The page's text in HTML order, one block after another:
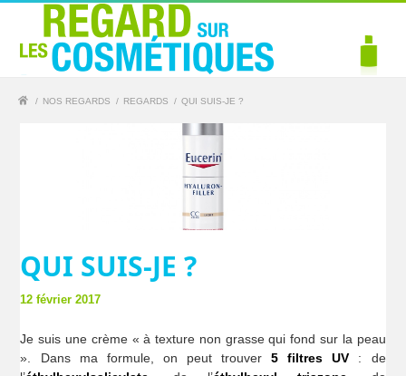
/ NOS REGARDS / REGARDS / QUI SUIS-JE ?
QUI SUIS-JE ?
12 février 2017
Je suis une crème « à texture non grasse qui fond sur la peau
». Dans ma formule, on peut trouver5 filtres UV : de